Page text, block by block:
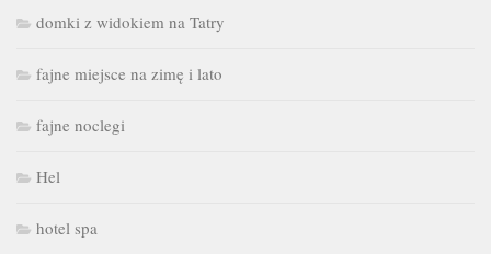
domki z widokiem na Tatry
fajne miejsce na zimę i lato
fajne noclegi
Hel
hotel spa